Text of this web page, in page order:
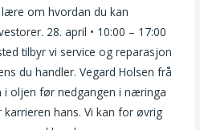
om hvordan du kan
28. april • 10:00 – 17:00
tilbyr vi service og reparasjon
du handler. Vegard Holsen frå
i oljen før nedgangen i næringa
hans. Vi kan for øvrig